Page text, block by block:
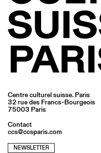
Centre culturel suisse. Paris
32 rue des Francs-Bourgeois
75003 Paris
Contact
ccs@ccsparis.com
NEWSLETTER